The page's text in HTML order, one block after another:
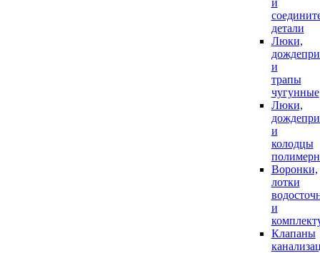
и
детали
Люки,
и
трапы
чугунные
Люки,
и
колодцы
Воронки,
лотки
и
Клапаны